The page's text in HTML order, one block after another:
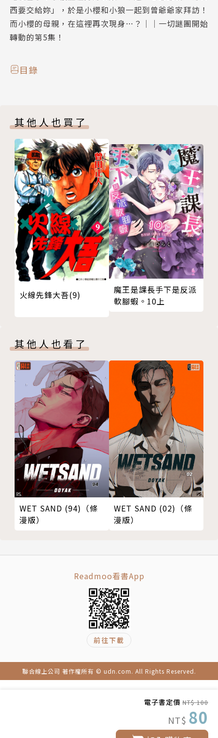
電子書定價 NT$ 100
NT$ 80
西要交給妳」，於是小櫻和小狼一起到曾爺爺家拜訪！
而小櫻的母親，在這裡再次現身…？｜｜一切謎團開始
轉動的第5集！
目錄
其他人也買了
火線先鋒大吾(9)
魔王是課長手下是反派
軟腳蝦。10上
其他人也看了
WET SAND (94)（條
漫版）
WET SAND (02)（條
漫版）
Readmoo看書App
前往下載
聯合線上公司 著作權所有 © udn.com. All Rights Reserved.